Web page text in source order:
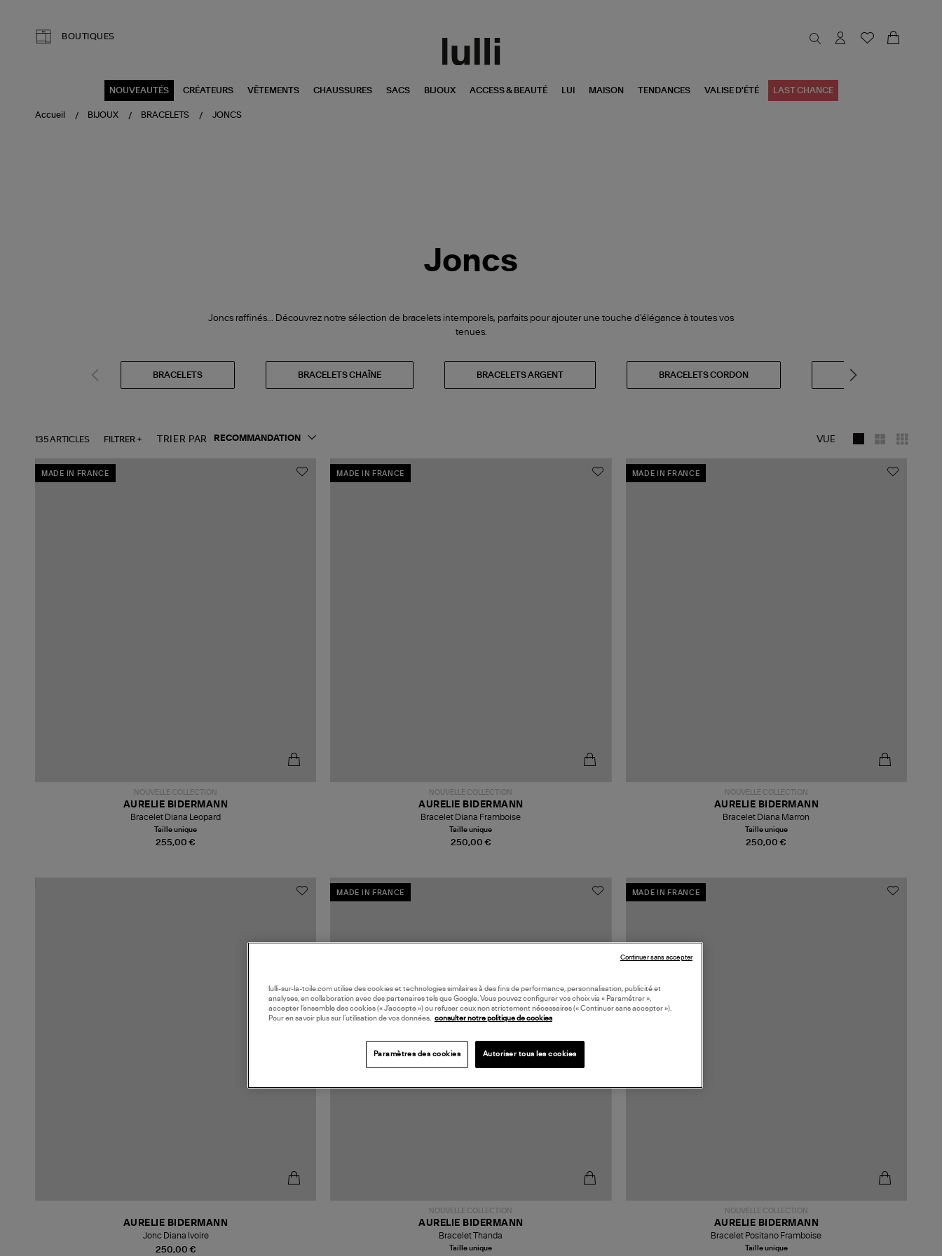
BOUTIQUES
NOUVEAUTÉS CRÉATEURS VÊTEMENTS CHAUSSURES SACS BIJOUX ACCESS & BEAUTÉ LUI MAISON TENDANCES VALISE D'ÉTÉ LAST CHANCE
Accueil BIJOUX BRACELETS JONCS
Joncs
Joncs raffinés... Découvrez notre sélection de bracelets intemporels, parfaits pour ajouter une touche d'élégance à toutes vos
tenues.
BRACELETS BRACELETS CHAÎNE BRACELETS ARGENT BRACELETS CORDON BRACELETS FANTAISIE
135 ARTICLES FILTRER + TRIER PAR VUE
MADE IN FRANCE
NOUVELLE COLLECTION
255,00 €
AURELIE BIDERMANN
Bracelet Diana Leopard
Taille unique
MADE IN FRANCE
NOUVELLE COLLECTION
250,00 €
AURELIE BIDERMANN
Bracelet Diana Framboise
Taille unique
MADE IN FRANCE
NOUVELLE COLLECTION
250,00 €
AURELIE BIDERMANN
Bracelet Diana Marron
Taille unique
250,00 €
AURELIE BIDERMANN
Jonc Diana Ivoire
MADE IN FRANCE
NOUVELLE COLLECTION
AURELIE BIDERMANN
Bracelet Thanda
Taille unique
MADE IN FRANCE
NOUVELLE COLLECTION
AURELIE BIDERMANN
Bracelet Positano Framboise
Taille unique
lulli-sur-la-toile.com utilise des cookies et technologies similaires à des fins de performance, personnalisation, publicité et
analyses, en collaboration avec des partenaires tels que Google. Vous pouvez configurer vos choix via « Paramétrer »,
accepter l’ensemble des cookies (« J’accepte ») ou refuser ceux non strictement nécessaires (« Continuer sans accepter »).
Pour en savoir plus sur l’utilisation de vos données, consulter notre politique de cookies
Paramètres des cookies Autoriser tous les cookies
Continuer sans accepter